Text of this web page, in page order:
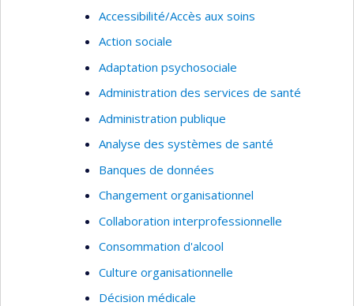
traitement des appels aux services d’urgence,
gestion des flottes ambulancières); traitement
exemple : analyse de la décision médicale,
télémédecine, systèmes d’information en santé).
Accessibilité/Accès aux soins
Action sociale
Adaptation psychosociale
Administration des services de santé
Administration publique
Analyse des systèmes de santé
Banques de données
Changement organisationnel
Collaboration interprofessionnelle
Consommation d'alcool
Culture organisationnelle
Décision médicale